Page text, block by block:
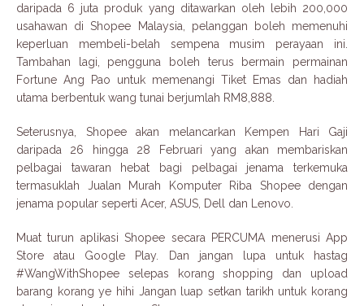
daripada 6 juta produk yang ditawarkan oleh lebih 200,000
usahawan di Shopee Malaysia, pelanggan boleh memenuhi
keperluan membeli-belah sempena musim perayaan ini.
Tambahan lagi, pengguna boleh terus bermain permainan
Fortune Ang Pao untuk memenangi Tiket Emas dan hadiah
utama berbentuk wang tunai berjumlah RM8,888.
Seterusnya, Shopee akan melancarkan Kempen Hari Gaji
daripada 26 hingga 28 Februari yang akan membariskan
pelbagai tawaran hebat bagi pelbagai jenama terkemuka
termasuklah Jualan Murah Komputer Riba Shopee dengan
jenama popular seperti Acer, ASUS, Dell dan Lenovo.
Muat turun aplikasi Shopee secara PERCUMA menerusi App
Store atau Google Play. Dan jangan lupa untuk hastag
#WangWithShopee selepas korang shopping dan upload
barang korang ye hihi Jangan luap setkan tarikh untuk korang